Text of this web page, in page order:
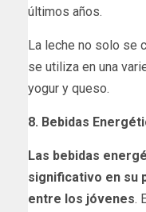
últimos años.
La leche no solo se
se utiliza en una
yogur y queso.
8. Bebidas
Las bebidas
significativo en su
entre los jóvenes.